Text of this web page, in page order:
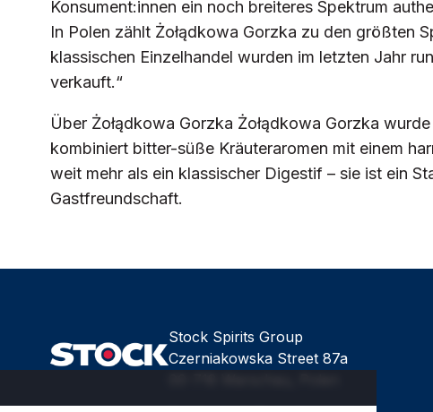
Konsument:innen ein noch breiteres Spektrum
In Polen zählt Żołądkowa Gorzka zu den größten
klassischen Einzelhandel wurden im letzten Jahr
verkauft.“
Über Żołądkowa Gorzka Żołądkowa Gorzka
kombiniert bitter-süße Kräuteraromen mit einem
weit mehr als ein klassischer Digestif – sie ist ein
Gastfreundschaft.
Stock Spirits Group
Czerniakowska Street 87a